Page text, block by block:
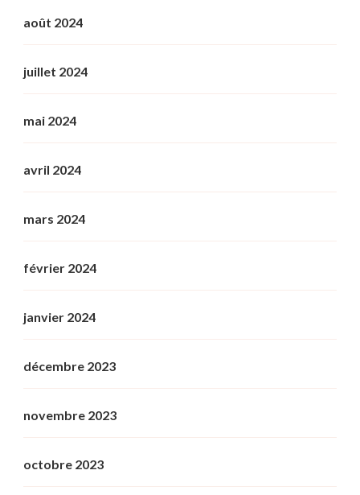
août 2024
juillet 2024
mai 2024
avril 2024
mars 2024
février 2024
janvier 2024
décembre 2023
novembre 2023
octobre 2023